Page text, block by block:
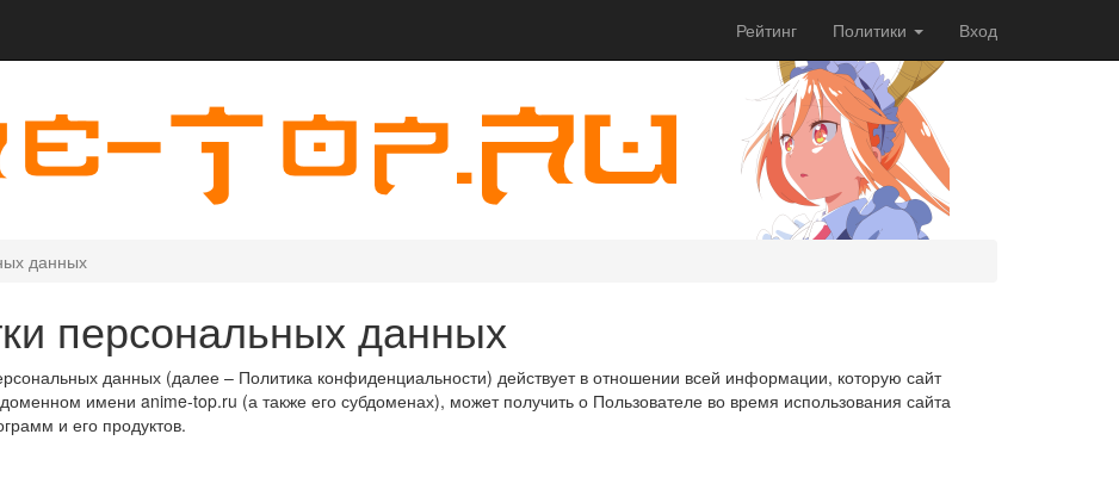
Рейтинг Политики Вход
данных
персональных данных
данных (далее – Политика конфиденциальности) действует в отношении всей информации, которую сайт
имени anime-top.ru (а также его субдоменах), может получить о Пользователе во время использования сайта
и его продуктов.